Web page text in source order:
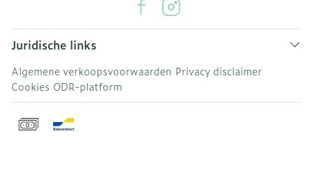
Juridische links
Algemene verkoopsvoorwaarden Privacy disclaimer
Cookies ODR-platform